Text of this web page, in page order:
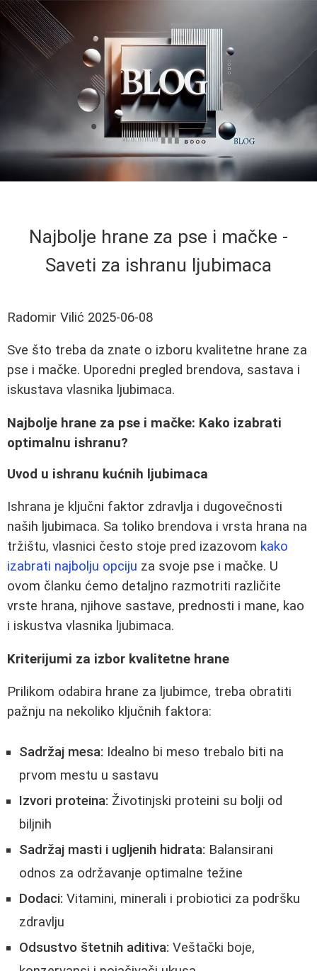
Najbolje hrane za pse i mačke -
Saveti za ishranu ljubimaca
Radomir Vilić 2025-06-08
Sve što treba da znate o izboru kvalitetne hrane za
pse i mačke. Uporedni pregled brendova, sastava i
iskustava vlasnika ljubimaca.
Najbolje hrane za pse i mačke: Kako izabrati
optimalnu ishranu?
Uvod u ishranu kućnih ljubimaca
Ishrana je ključni faktor zdravlja i dugovečnosti
naših ljubimaca. Sa toliko brendova i vrsta hrana na
tržištu, vlasnici često stoje pred izazovom kako
izabrati najbolju opciju za svoje pse i mačke. U
ovom članku ćemo detaljno razmotriti različite
vrste hrana, njihove sastave, prednosti i mane, kao
i iskustva vlasnika ljubimaca.
Kriterijumi za izbor kvalitetne hrane
Prilikom odabira hrane za ljubimce, treba obratiti
pažnju na nekoliko ključnih faktora:
Sadržaj mesa: Idealno bi meso trebalo biti na
prvom mestu u sastavu
Izvori proteina: Životinjski proteini su bolji od
biljnih
Sadržaj masti i ugljenih hidrata: Balansirani
odnos za održavanje optimalne težine
Dodaci: Vitamini, minerali i probiotici za podršku
zdravlju
Odsustvo štetnih aditiva: Veštački boje,